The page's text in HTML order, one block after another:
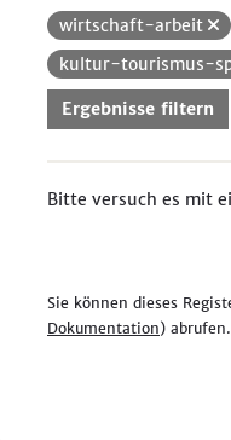
wirtschaft-arbeit
kultur-tourismus-
Ergebnisse filtern
Bitte versuch es mit
Sie können dieses
Dokumentation) abrufen.